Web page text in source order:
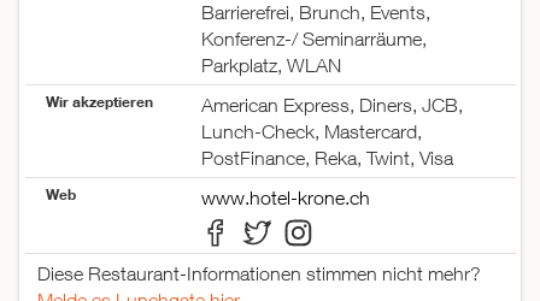
Barrierefrei, Brunch, Events,
Konferenz-/ Seminarräume,
Parkplatz, WLAN
Wir akzeptieren
American Express, Diners, JCB,
Lunch-Check, Mastercard,
PostFinance, Reka, Twint, Visa
Web www.hotel-krone.ch
Diese Restaurant-Informationen stimmen nicht mehr?